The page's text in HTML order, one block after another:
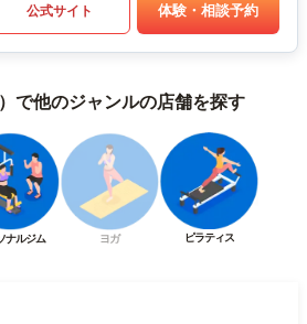
公式サイト 体験・相談予約
で他のジャンルの店舗を探す
ナルジム ヨガ ピラティス